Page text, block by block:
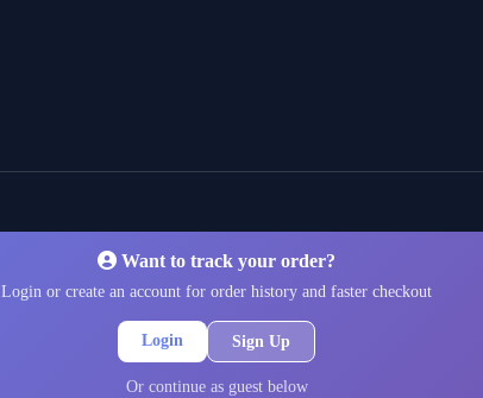
Want to track your order?
Login or create an account for order history and faster checkout
Login Sign Up
Or continue as guest below